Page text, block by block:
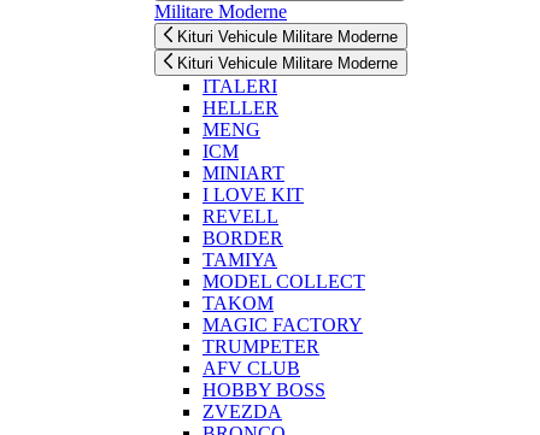
Militare Moderne
Kituri Vehicule Militare Moderne
Kituri Vehicule Militare Moderne
ITALERI
HELLER
MENG
ICM
MINIART
I LOVE KIT
REVELL
BORDER
TAMIYA
MODEL COLLECT
TAKOM
MAGIC FACTORY
TRUMPETER
AFV CLUB
HOBBY BOSS
ZVEZDA